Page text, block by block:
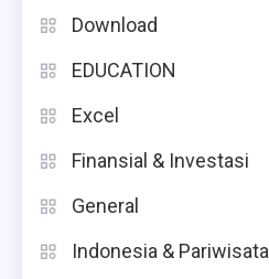
Download
EDUCATION
Excel
Finansial & Investasi
General
Indonesia & Pariwisata